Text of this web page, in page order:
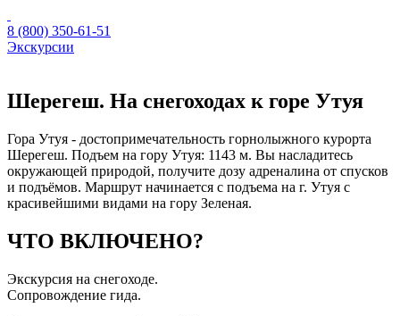
8 (800) 350-61-51
Экскурсии
Шерегеш. На снегоходах к горе Утуя
Гора Утуя - достопримечательность горнолыжного курорта
Шерегеш. Подъем на гору Утуя: 1143 м. Вы насладитесь
окружающей природой, получите дозу адреналина от спусков
и подъёмов. Маршрут начинается с подъема на г. Утуя с
красивейшими видами на гору Зеленая.
ЧТО ВКЛЮЧЕНО?
Экскурсия на снегоходе.
Сопровождение гида.